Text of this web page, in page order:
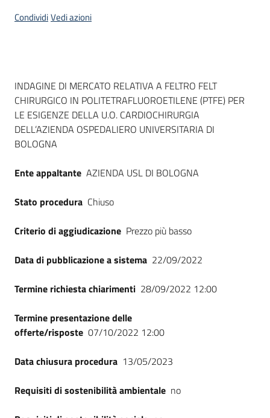
CondividiVedi azioni
Dati del bando
INDAGINE DI MERCATO RELATIVA A FELTRO FELT
CHIRURGICO IN POLITETRAFLUOROETILENE (PTFE) PER
LE ESIGENZE DELLA U.O. CARDIOCHIRURGIA
DELL’AZIENDA OSPEDALIERO UNIVERSITARIA DI
BOLOGNA
Ente appaltante AZIENDA USL DI BOLOGNA
Stato procedura Chiuso
Criterio di aggiudicazione Prezzo più basso
Data di pubblicazione a sistema 22/09/2022
Termine richiesta chiarimenti 28/09/2022 12:00
Termine presentazione delle
offerte/risposte 07/10/2022 12:00
Data chiusura procedura 13/05/2023
Requisiti di sostenibilità ambientale no